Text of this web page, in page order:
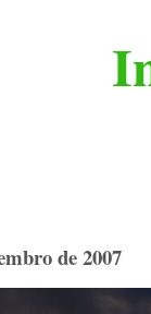
de 2007